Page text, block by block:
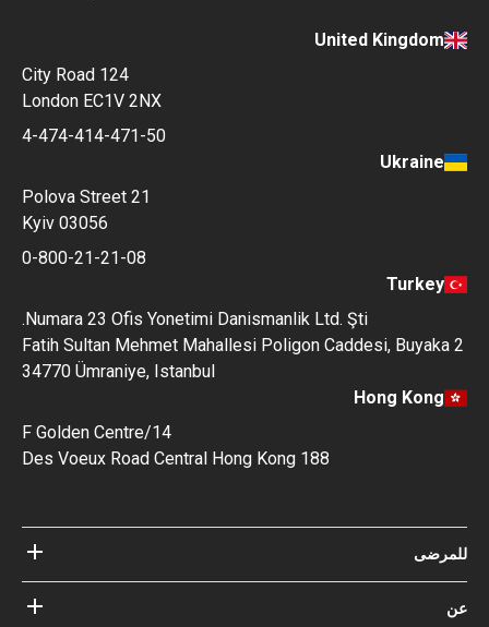
United Kingdom
124 City Road
London EC1V 2NX
4-474-414-471-50
Ukraine
Polova Street 21
Kyiv 03056
0-800-21-21-08
Turkey
Numara 23 Ofis Yonetimi Danismanlik Ltd. Şti.
Fatih Sultan Mehmet Mahallesi Poligon Caddesi, Buyaka 2
34770 Ümraniye, Istanbul
Hong Kong
14/F Golden Centre
188 Des Voeux Road Central Hong Kong
للمرضى
مستشفيات
عن